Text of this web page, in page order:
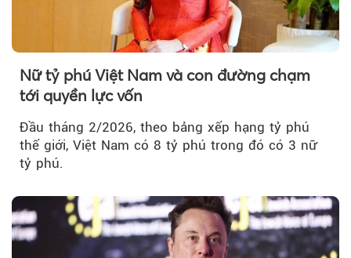
Nữ tỷ phú Việt Nam và con đường chạm
tới quyền lực vốn
Đầu tháng 2/2026, theo bảng xếp hạng tỷ phú
thế giới, Việt Nam có 8 tỷ phú trong đó có 3 nữ
tỷ phú.